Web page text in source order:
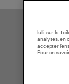
lulli-sur-la-
analyses, en
accepter
Pour en